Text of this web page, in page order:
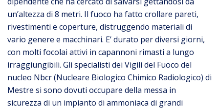
un’altezza di 8 metri. Il fuoco ha fatto crollare pareti,
rivestimenti e coperture, distruggendo materiali di
vario genere e macchinari. E’ durato per diversi giorni,
con molti focolai attivi in capannoni rimasti a lungo
irraggiungibili. Gli specialisti dei Vigili del Fuoco del
nucleo Nbcr (Nucleare Biologico Chimico Radiologico) di
Mestre si sono dovuti occupare della messa in
sicurezza di un impianto di ammoniaca di grandi